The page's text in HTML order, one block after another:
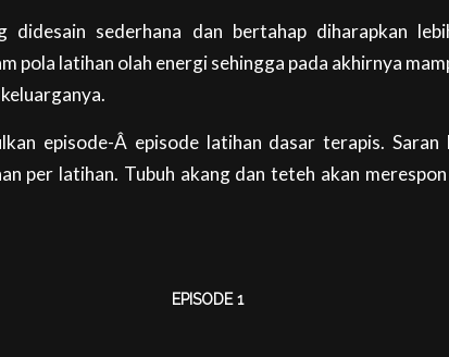
didesain sederhana dan bertahap diharapkan
pola latihan olah energi sehingga pada akhirnya
episode-Â episode latihan dasar terapis. Saran
per latihan. Tubuh akang dan teteh akan
EPISODE 1